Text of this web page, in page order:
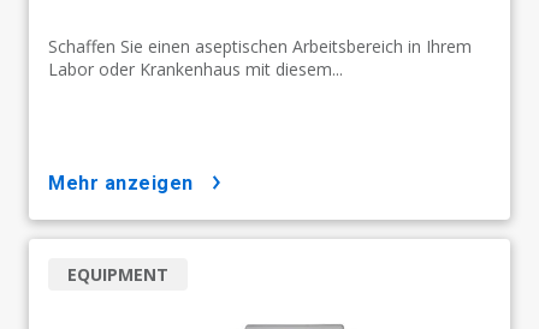
Schaffen Sie einen aseptischen Arbeitsbereich in Ihrem
Labor oder Krankenhaus mit diesem...
mehr anzeigen
EQUIPMENT